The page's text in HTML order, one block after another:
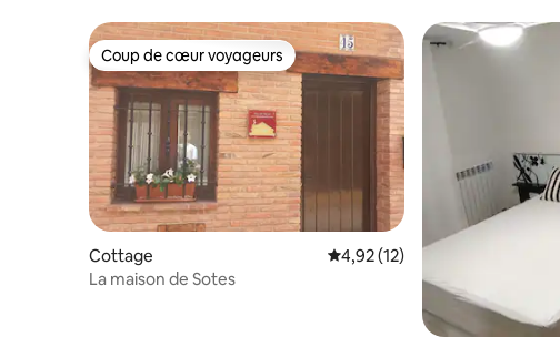
Coup de cœur voyageurs
Coup de cœur voyageurs
Cottage Évaluation moyenne sur la
4,92 (12)
La maison de Sotes